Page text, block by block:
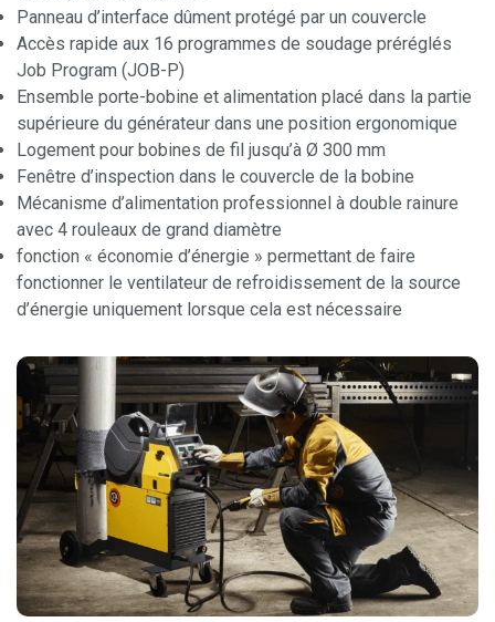
Panneau d’interface dûment protégé par un couvercle
Accès rapide aux 16 programmes de soudage préréglés
Job Program (JOB-P)
Ensemble porte-bobine et alimentation placé dans la partie
supérieure du générateur dans une position ergonomique
Logement pour bobines de fil jusqu’à Ø 300 mm
Fenêtre d’inspection dans le couvercle de la bobine
Mécanisme d’alimentation professionnel à double rainure
avec 4 rouleaux de grand diamètre
fonction « économie d’énergie » permettant de faire
fonctionner le ventilateur de refroidissement de la source
d’énergie uniquement lorsque cela est nécessaire